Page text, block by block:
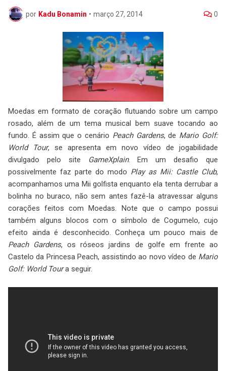
por Kadu Bonamin • março 27, 2014 0
Moedas em formato de coração flutuando sobre um campo
rosado, além de um tema musical bem suave tocando ao
fundo. É assim que o cenário Peach Gardens, de Mario Golf:
World Tour, se apresenta em novo vídeo de jogabilidade
divulgado pelo site
GameXplain. Em um desafio que
possivelmente faz parte do modo Play as Mii: Castle Club,
acompanhamos uma Mii golfista enquanto ela tenta derrubar a
bolinha no buraco, não sem antes fazê-la atravessar alguns
corações feitos com Moedas. Note que o campo possui
também alguns blocos com o símbolo de Cogumelo, cujo
efeito ainda é desconhecido. Conheça um pouco mais de
Peach Gardens, os róseos jardins de golfe em frente ao
Castelo da Princesa Peach, assistindo ao novo vídeo de Mario
Golf: World Toura seguir.